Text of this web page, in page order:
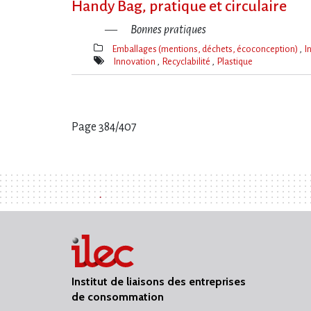
Handy Bag, pratique et circulaire
Bonnes pratiques
Thèmes(s)
Emballages (mentions, déchets, écoconception)
Mot(s)-
Innovation Recyclabilité Plastique
Page 384/407
Institut de liaisons des entreprises
de consommation